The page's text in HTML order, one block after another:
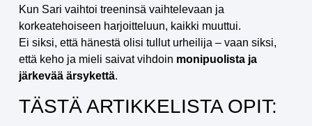
Kun Sari vaihtoi treeninsä vaihtelevaan ja
korkeatehoiseen harjoitteluun, kaikki muuttui.
Ei siksi, että hänestä olisi tullut urheilija – vaan siksi,
että keho ja mieli saivat vihdoin monipuolista ja
järkevää ärsykettä.
TÄSTÄ ARTIKKELISTA OPIT: